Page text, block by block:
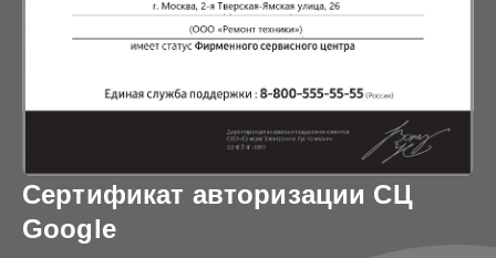
Сертификат авторизации СЦ
Google